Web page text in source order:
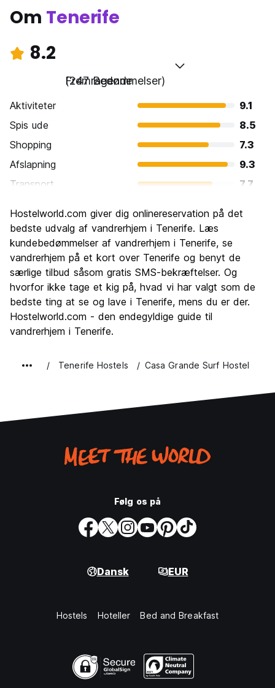
Om Tenerife
8.2
Fremragende
(247 Bedømmelser)
Aktiviteter
9.1
Spis ude
8.5
Shopping
7.3
Afslapning
9.3
Transport
7.7
Kultur
Fester
Værdi for pengene
8.6
Hostelworld.com giver dig onlinereservation på det
bedste udvalg af vandrerhjem i Tenerife. Læs
kundebedømmelser af vandrerhjem i Tenerife, se
vandrerhjem på et kort over Tenerife og benyt de
særlige tilbud såsom gratis SMS-bekræftelser. Og
hvorfor ikke tage et kig på, hvad vi har valgt som de
bedste ting at se og lave i Tenerife, mens du er der.
Hostelworld.com - den endegyldige guide til
vandrerhjem i Tenerife.
Tenerife Hostels Casa Grande Surf Hostel
Følg os på
Dansk EUR
Hostels Hoteller Bed and Breakfast